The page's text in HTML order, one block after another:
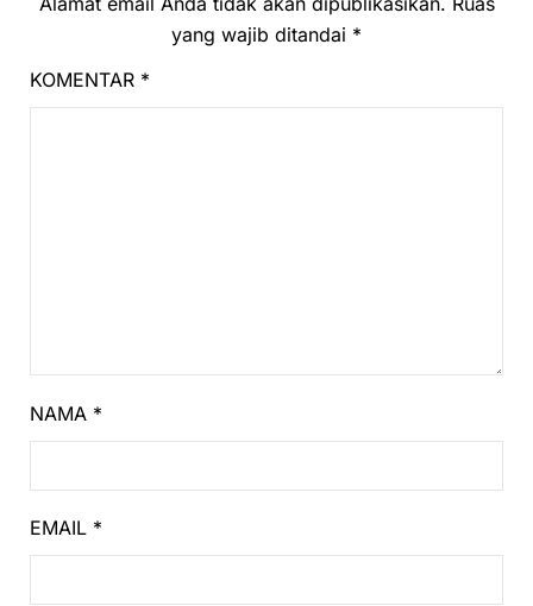
yang wajib ditandai *
KOMENTAR *
NAMA *
EMAIL *